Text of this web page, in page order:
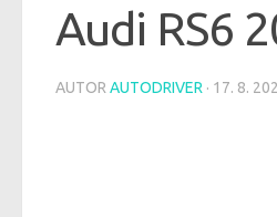
Audi RS6
AUTOR AUTODRIVER · 17. 8.